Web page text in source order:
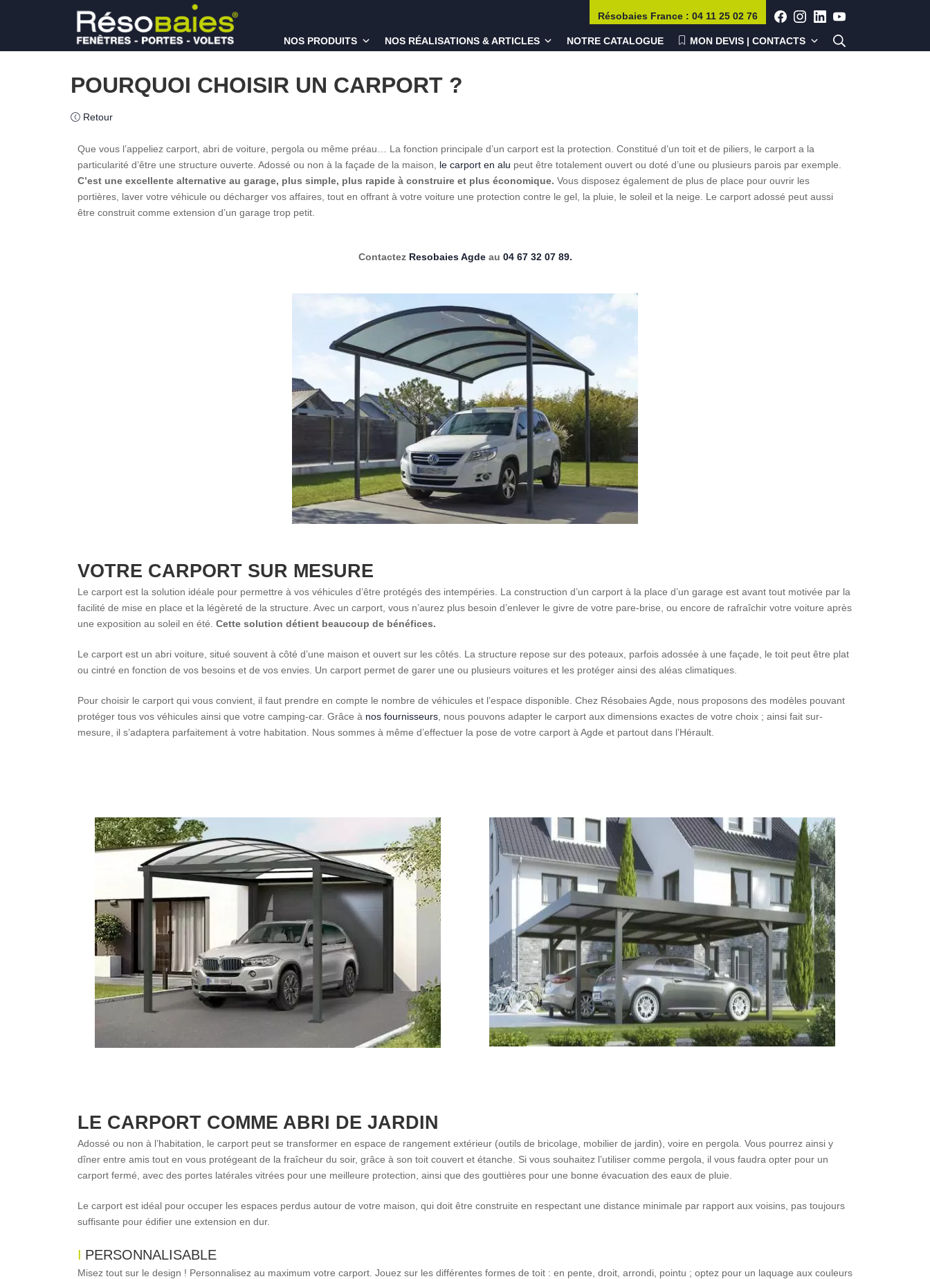
Résobaies France : 04 11 25 02 76
NOS PRODUITS NOS RÉALISATIONS & ARTICLES NOTRE CATALOGUE MON DEVIS | CONTACTS
POURQUOI CHOISIR UN CARPORT ?
Retour
Que vous l’appeliez carport, abri de voiture, pergola ou même préau… La fonction principale d’un carport est la protection. Constitué d’un toit et de piliers, le carport a la
particularité d’être une structure ouverte. Adossé ou non à la façade de la maison, le carport en alu peut être totalement ouvert ou doté d’une ou plusieurs parois par exemple.
C’est une excellente alternative au garage, plus simple, plus rapide à construire et plus économique. Vous disposez également de plus de place pour ouvrir les
portières, laver votre véhicule ou décharger vos affaires, tout en offrant à votre voiture une protection contre le gel, la pluie, le soleil et la neige. Le carport adossé peut aussi
être construit comme extension d’un garage trop petit.
Contactez Resobaies Agdeau 04 67 32 07 89.
VOTRE CARPORT SUR MESURE
Le carport est la solution idéale pour permettre à vos véhicules d’être protégés des intempéries. La construction d’un carport à la place d’un garage est avant tout motivée par la
facilité de mise en place et la légèreté de la structure. Avec un carport, vous n’aurez plus besoin d’enlever le givre de votre pare-brise, ou encore de rafraîchir votre voiture après
une exposition au soleil en été. Cette solution détient beaucoup de bénéfices.
Le carport est un abri voiture, situé souvent à côté d’une maison et ouvert sur les côtés. La structure repose sur des poteaux, parfois adossée à une façade, le toit peut être plat
ou cintré en fonction de vos besoins et de vos envies. Un carport permet de garer une ou plusieurs voitures et les protéger ainsi des aléas climatiques.
Pour choisir le carport qui vous convient, il faut prendre en compte le nombre de véhicules et l’espace disponible. Chez Résobaies Agde, nous proposons des modèles pouvant
protéger tous vos véhicules ainsi que votre camping-car. Grâce à nos fournisseurs , nous pouvons adapter le carport aux dimensions exactes de votre choix ; ainsi fait sur-
mesure, il s’adaptera parfaitement à votre habitation. Nous sommes à même d’effectuer la pose de votre carport à Agde et partout dans l’Hérault.
LE CARPORT COMME ABRI DE JARDIN
Adossé ou non à l’habitation, le carport peut se transformer en espace de rangement extérieur (outils de bricolage, mobilier de jardin), voire en pergola. Vous pourrez ainsi y
dîner entre amis tout en vous protégeant de la fraîcheur du soir, grâce à son toit couvert et étanche. Si vous souhaitez l’utiliser comme pergola, il vous faudra opter pour un
carport fermé, avec des portes latérales vitrées pour une meilleure protection, ainsi que des gouttières pour une bonne évacuation des eaux de pluie.
Le carport est idéal pour occuper les espaces perdus autour de votre maison, qui doit être construite en respectant une distance minimale par rapport aux voisins, pas toujours
suffisante pour édifier une extension en dur.
PERSONNALISABLE
Misez tout sur le design ! Personnalisez au maximum votre carport. Jouez sur les différentes formes de toit : en pente, droit, arrondi, pointu ; optez pour un laquage aux couleurs